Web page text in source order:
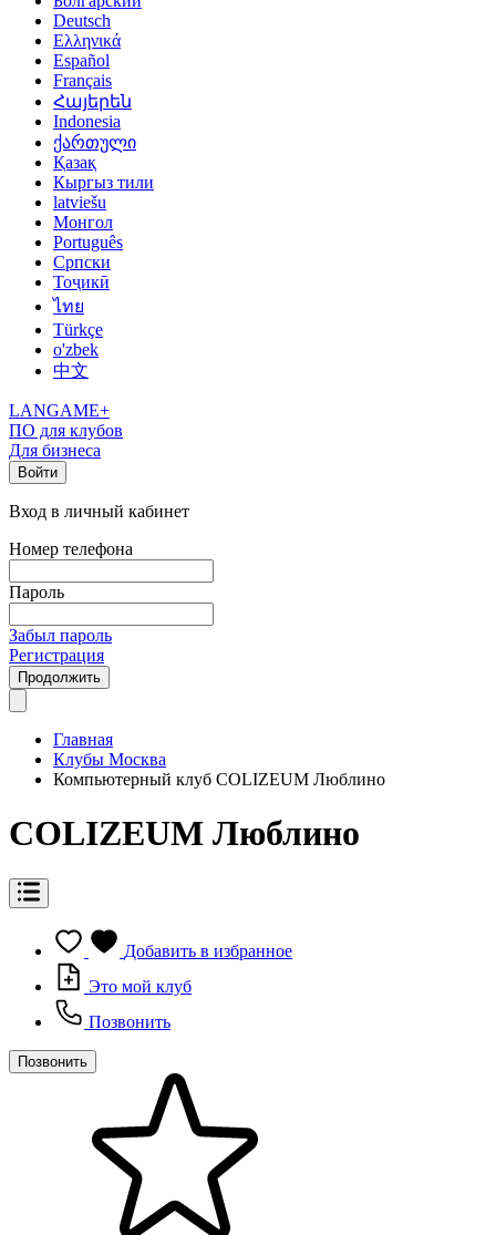
Deutsch
Ελληνικά
Español
Français
Հայերեն
Indonesia
ქართული
Қазақ
Кыргыз тили
latviešu
Монгол
Português
Српски
Тоҷикӣ
ไทย
Türkçe
o'zbek
中文
LANGAME+
ПО для клубов
Для бизнеса
Войти
Вход в личный кабинет
Номер телефона
Пароль
Забыл пароль
Регистрация
Продолжить
Главная
Клубы Москва
Компьютерный клуб COLIZEUM Люблино
COLIZEUM Люблино
Добавить в избранное
Это мой клуб
Позвонить
Позвонить